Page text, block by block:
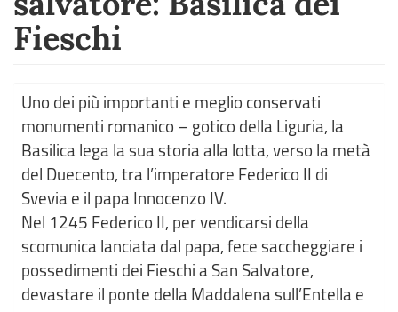
Fieschi
Uno dei più importanti e meglio conservati
monumenti romanico – gotico della Liguria, la
Basilica lega la sua storia alla lotta, verso la metà
del Duecento, tra l’imperatore Federico II di
Svevia e il papa Innocenzo IV.
Nel 1245 Federico II, per vendicarsi della
scomunica lanciata dal papa, fece saccheggiare i
possedimenti dei Fieschi a San Salvatore,
devastare il ponte della Maddalena sull’Entella e